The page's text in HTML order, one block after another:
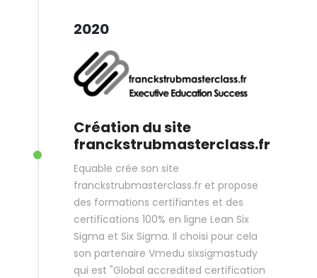
2020
Création du site
franckstrubmasterclass.fr
Equable crée son site
franckstrubmasterclass.fr et propose
des formations certifiantes et des
certifications 100% en ligne Lean Six
Sigma et Six Sigma. Il choisi pour cela
son partenaire Vmedu sixsigmastudy
qui est "Global accredited certification